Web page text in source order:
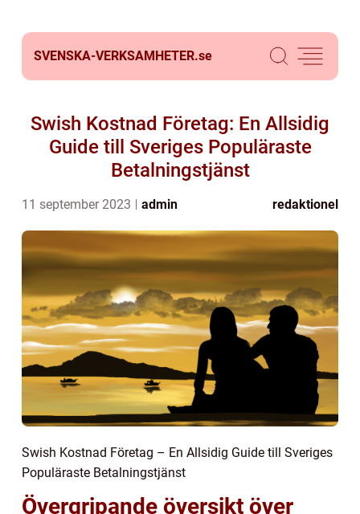
SVENSKA-VERKSAMHETER.se
Swish Kostnad Företag: En Allsidig
Guide till Sveriges Populäraste
Betalningstjänst
11 september 2023 admin redaktionel
Swish Kostnad Företag – En Allsidig Guide till Sveriges
Populäraste Betalningstjänst
Övergripande översikt över